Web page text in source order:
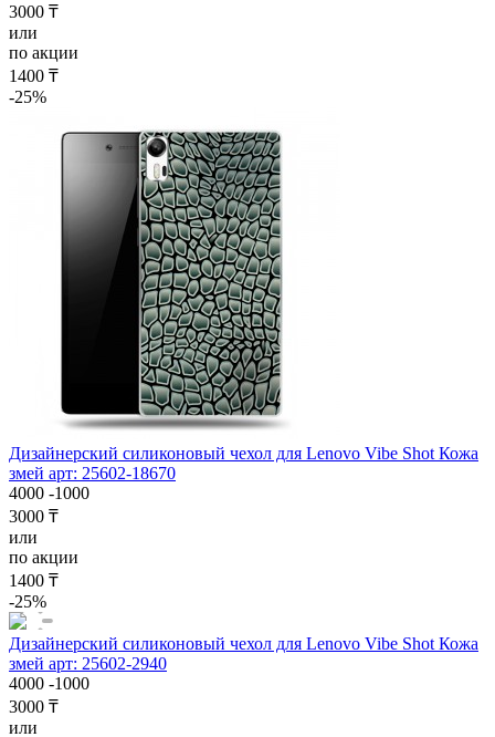
3000 ₸
или
по акции
1400 ₸
-25%
Дизайнерский силиконовый чехол для Lenovo Vibe Shot Кожа
змей арт: 25602-18670
4000 -1000
3000 ₸
или
по акции
1400 ₸
-25%
Дизайнерский силиконовый чехол для Lenovo Vibe Shot Кожа
змей арт: 25602-2940
4000 -1000
3000 ₸
или